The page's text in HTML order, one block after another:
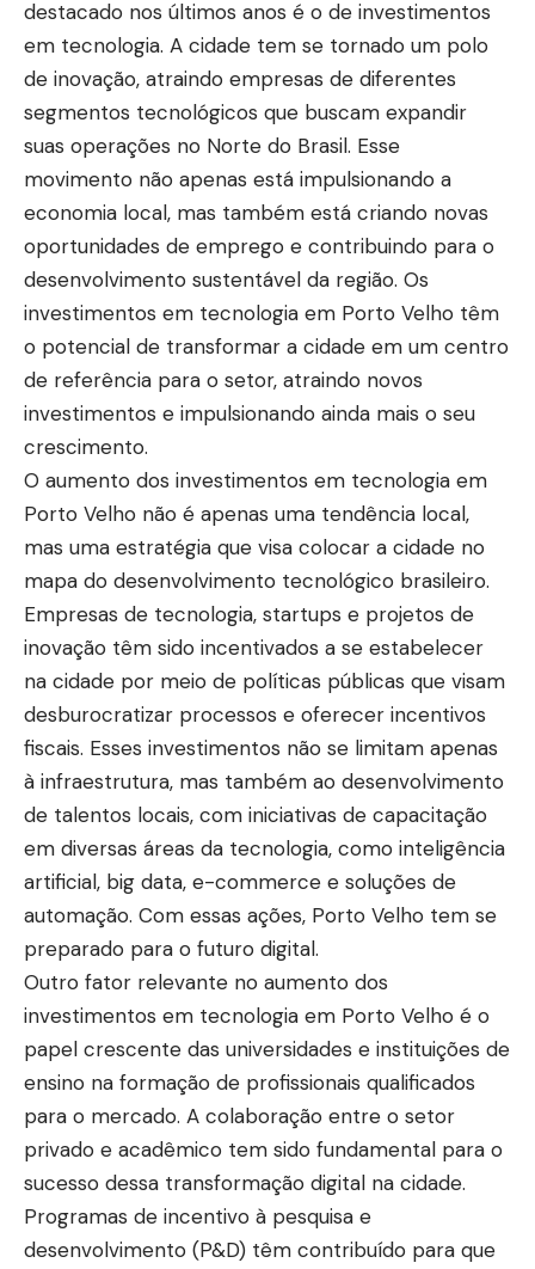
destacado nos últimos anos é o de investimentos
em tecnologia. A cidade tem se tornado um polo
de inovação, atraindo empresas de diferentes
segmentos tecnológicos que buscam expandir
suas operações no Norte do Brasil. Esse
movimento não apenas está impulsionando a
economia local, mas também está criando novas
oportunidades de emprego e contribuindo para o
desenvolvimento sustentável da região. Os
investimentos em tecnologia em Porto Velho têm
o potencial de transformar a cidade em um centro
de referência para o setor, atraindo novos
investimentos e impulsionando ainda mais o seu
crescimento.
O aumento dos investimentos em tecnologia em
Porto Velho não é apenas uma tendência local,
mas uma estratégia que visa colocar a cidade no
mapa do desenvolvimento tecnológico brasileiro.
Empresas de tecnologia, startups e projetos de
inovação têm sido incentivados a se estabelecer
na cidade por meio de políticas públicas que visam
desburocratizar processos e oferecer incentivos
fiscais. Esses investimentos não se limitam apenas
à infraestrutura, mas também ao desenvolvimento
de talentos locais, com iniciativas de capacitação
em diversas áreas da tecnologia, como inteligência
artificial, big data, e-commerce e soluções de
automação. Com essas ações, Porto Velho tem se
preparado para o futuro digital.
Outro fator relevante no aumento dos
investimentos em tecnologia em Porto Velho é o
papel crescente das universidades e instituições de
ensino na formação de profissionais qualificados
para o mercado. A colaboração entre o setor
privado e acadêmico tem sido fundamental para o
sucesso dessa transformação digital na cidade.
Programas de incentivo à pesquisa e
desenvolvimento (P&D) têm contribuído para que